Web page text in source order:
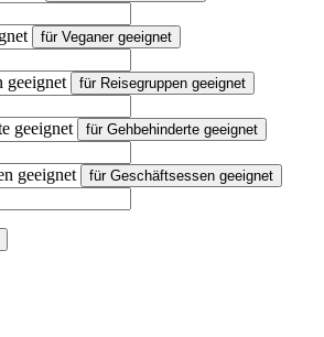
für Veganer geeignet
geeignet
für Reisegruppen geeignet
geeignet
für Gehbehinderte geeignet
geeignet
für Geschäftsessen geeignet